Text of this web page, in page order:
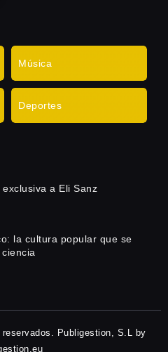
Música
Deportes
a Eli Sanz
la cultura popular que se
Publigestion, S.L by